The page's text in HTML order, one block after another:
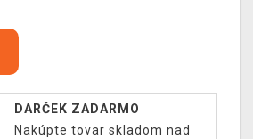
DARČEK ZADARMO
Nakúpte tovar skladom nad